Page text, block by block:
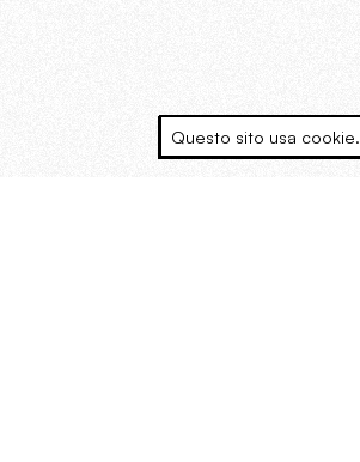
Questo sito usa cookie.